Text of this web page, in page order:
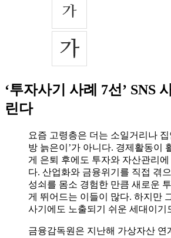
‘투자사기 사례 7선’ SNS
린다
요즘 고령층은 더는 소일거리나 집
방 늙은이’가 아니다. 경제활동이
게 은퇴 후에도 투자와 자산관리
다. 산업화와 금융위기를 직접 겪
성쇠를 몸소 경험한 만큼 새로운
게 뛰어드는 이들이 많다. 하지만
사기에도 노출되기 쉬운 세대이기
금융감독원은 지난해 가상자산 연